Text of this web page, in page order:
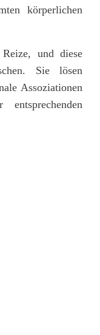
körperlichen
und diese
Sie lösen
Assoziationen